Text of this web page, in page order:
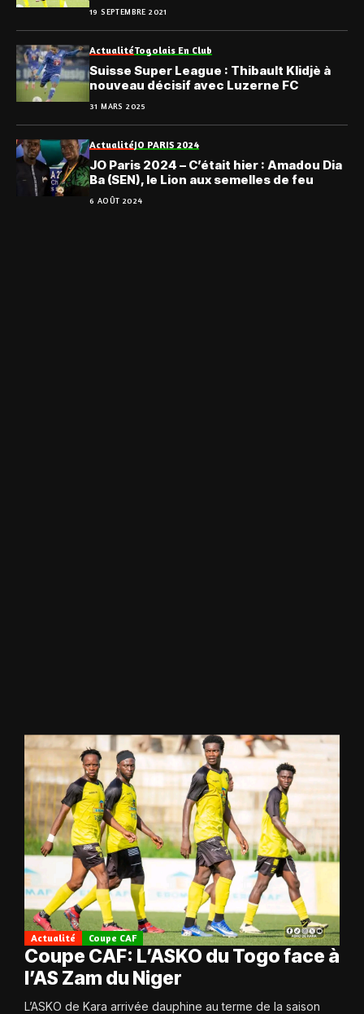
19 SEPTEMBRE 2021
ActualitéTogolais En Club
Suisse Super League : Thibault Klidjè à
nouveau décisif avec Luzerne FC
31 MARS 2025
ActualitéJO PARIS 2024
JO Paris 2024 – C’était hier : Amadou Dia
Ba (SEN), le Lion aux semelles de feu
6 AOÛT 2024
Actualité Coupe CAF
Coupe CAF: L’ASKO du Togo face à
l’AS Zam du Niger
L’ASKO de Kara arrivée dauphine au terme de la saison